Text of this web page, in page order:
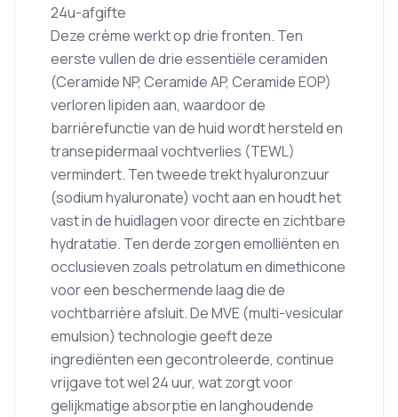
24u-afgifte
Deze crème werkt op drie fronten. Ten
eerste vullen de drie essentiële ceramiden
(Ceramide NP, Ceramide AP, Ceramide EOP)
verloren lipiden aan, waardoor de
barrièrefunctie van de huid wordt hersteld en
transepidermaal vochtverlies (TEWL)
vermindert. Ten tweede trekt hyaluronzuur
(sodium hyaluronate) vocht aan en houdt het
vast in de huidlagen voor directe en zichtbare
hydratatie. Ten derde zorgen emolliënten en
occlusieven zoals petrolatum en dimethicone
voor een beschermende laag die de
vochtbarrière afsluit. De MVE (multi-vesicular
emulsion) technologie geeft deze
ingrediënten een gecontroleerde, continue
vrijgave tot wel 24 uur, wat zorgt voor
gelijkmatige absorptie en langhoudende